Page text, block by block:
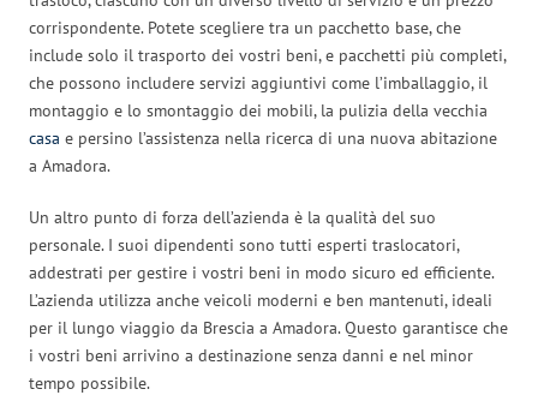
corrispondente. Potete scegliere tra un pacchetto base, che
include solo il trasporto dei vostri beni, e pacchetti più completi,
che possono includere servizi aggiuntivi come l’imballaggio, il
montaggio e lo smontaggio dei mobili, la pulizia della vecchia
casa e persino l’assistenza nella ricerca di una nuova abitazione
a Amadora.
Un altro punto di forza dell’azienda è la qualità del suo
personale. I suoi dipendenti sono tutti esperti traslocatori,
addestrati per gestire i vostri beni in modo sicuro ed efficiente.
L’azienda utilizza anche veicoli moderni e ben mantenuti, ideali
per il lungo viaggio da Brescia a Amadora. Questo garantisce che
i vostri beni arrivino a destinazione senza danni e nel minor
tempo possibile.